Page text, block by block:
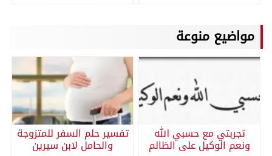
مواضيع منوعة
تجربتي مع حسبي الله
ونعم الوكيل على الظالم
تفسير حلم السفر للمتزوجة
والحامل لابن سيرين